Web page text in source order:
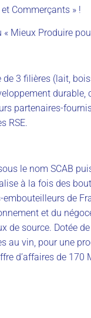
Commerçants » !
Mieux Produire
de 3 filières (lait,
durable,
partenaires-
RSE.
le nom SCAB
à la fois des
de
et du
de source. Dotée
au vin, pour une
d’affaires de 170